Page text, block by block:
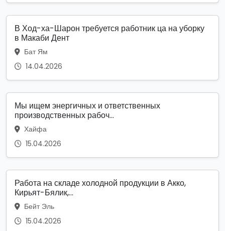
В Ход-ха-Шарон требуется работник ца на уборку
в Макаби Дент
Бат Ям
14.04.2026
Мы ищем энергичных и ответственных
производственных рабоч...
Хайфа
15.04.2026
Работа на складе холодной продукции в Акко,
Кирьят-Бялик,...
Бейт Эль
15.04.2026